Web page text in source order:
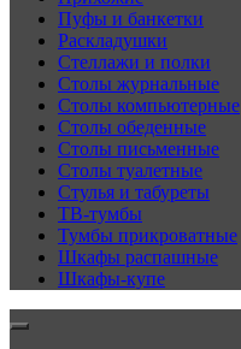
Пуфы и банкетки
Раскладушки
Стеллажи и полки
Столы журнальные
Столы компьютерные
Столы обеденные
Столы письменные
Столы туалетные
Стулья и табуреты
ТВ-тумбы
Тумбы прикроватные
Шкафы распашные
Шкафы-купе